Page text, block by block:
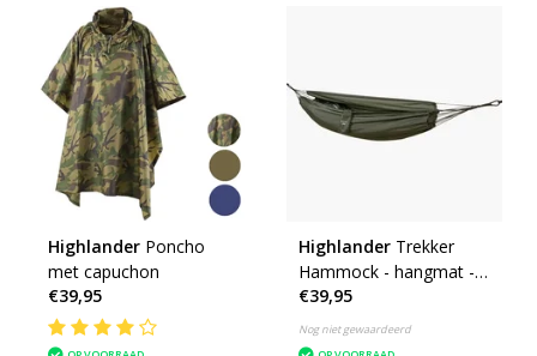
Highlander Poncho
met capuchon
€39,95
Highlander Trekker
Hammock - hangmat -
olive
€39,95
Nog niet gewaardeerd